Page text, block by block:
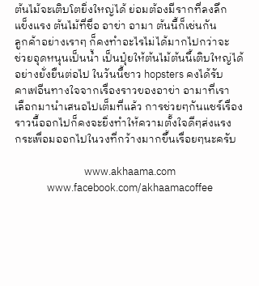
ต้นไม้จะเติบโตยิ่งใหญ่ได้ ย่อมต้องมีรากที่ลงลึก
แข็งแรง ต้นไม้ที่ชื่อ อาข่า อามา ต้นนี้ก็เช่นกัน
ลูกค้าอย่างเราๆ ก็คงทำอะไรไม่ได้มากไปกว่าจะ
ช่วยอุดหนุนเป็นน้ำ เป็นปุ๋ยให้ต้นไม้ต้นนี้เติบใหญ่ได้
อย่างยั่งยืนต่อไป ในวันนี้ชาว hopsters คงได้รับ
คาเฟอีนทางใจจากเรื่องราวของอาข่า อามาที่เรา
เลือกมานำเสนอไปเต็มที่แล้ว การช่วยๆกันแชร์เรื่อง
ราวนี้ออกไปก็คงจะยิ่งทำให้ความตั้งใจดีๆส่งแรง
กระเพื่อมออกไปในวงที่กว้างมากขึ้นเรื่อยๆนะครับ
www.akhaama.com
www.facebook.com/akhaamacoffee